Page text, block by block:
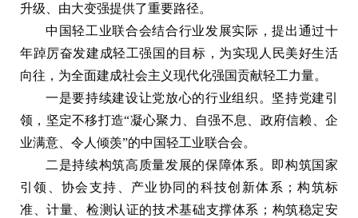
升级、由大变强提供了重要路径。
中国轻工业联合会结合行业发展实际，提出通过十
年踔厉奋发建成轻工强国的目标，为实现人民美好生活
向往，为全面建成社会主义现代化强国贡献轻工力量。
一是要持续建设让党放心的行业组织。坚持党建引
领，坚定不移打造“凝心聚力、自强不息、政府信赖、企
业满意、令人倾羡”的中国轻工业联合会。
二是持续构筑高质量发展的保障体系。即构筑国家
引领、协会支持、产业协同的科技创新体系；构筑标
准、计量、检测认证的技术基础支撑体系；构筑稳定安